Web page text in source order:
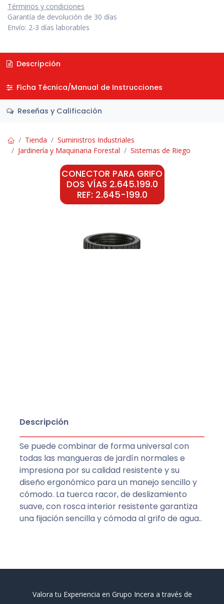
Términos y condiciones
Garantía de devolución de 30 días
Envío: 2-3 días laborables
Descripción
Ficha Técnica/Manual de Instrucciones
Reseñas y Calificación
Tienda
Suministros Industriales
Jardinería y Maquinaria Forestal
Sistemas de Riego
CONECTOR PARA GRIFO
DOS VÍAS 2.645.199.0
REF: 2.645-199.0
Descripción
Se puede combinar de forma universal con
todas las mangueras de jardín normales e
impresiona por su calidad resistente y su
diseño ergonómico para un manejo sencillo y
cómodo. La tuerca racor, de deslizamiento
suave, con rosca interior resistente garantiza
una fijación sencilla y cómoda al grifo de agua..
Valora tu Experiencia en Grupo Incera a través de